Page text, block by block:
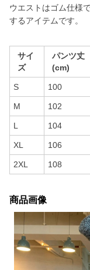
ウエストはゴム仕様
するアイテムです。
サイ
ズ
パンツ丈
(cm)
S 100
M 102
L 104
XL 106
2XL 108
商品画像